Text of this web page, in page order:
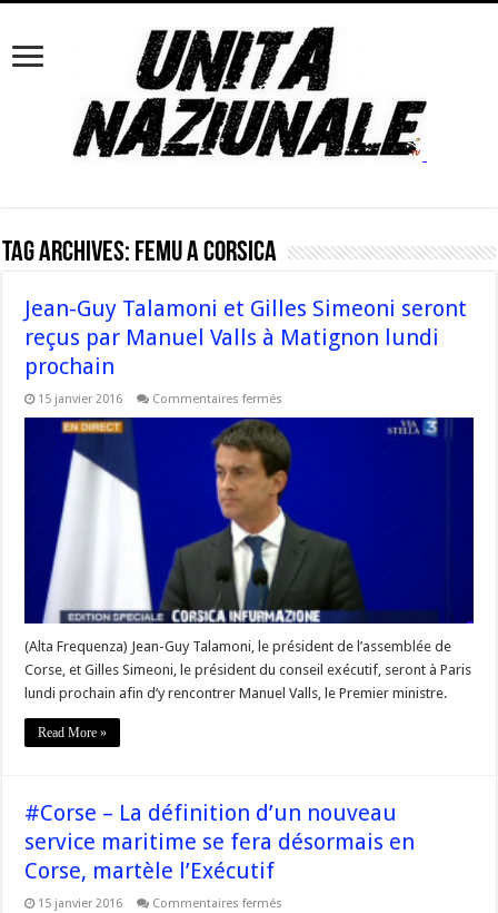
Tag Archives: femu a corsica
Jean-Guy Talamoni et Gilles Simeoni seront
reçus par Manuel Valls à Matignon lundi
prochain
15 janvier 2016 Commentaires fermés
Talamoni
et
Gilles
Simeoni
seront
reçus
par
Manuel
Valls
lundi
prochain
(Alta Frequenza) Jean-Guy Talamoni, le président de l’assemblée de
Corse, et Gilles Simeoni, le président du conseil exécutif, seront à Paris
lundi prochain afin d’y rencontrer Manuel Valls, le Premier ministre.
Read More »
#Corse – La définition d’un nouveau
service maritime se fera désormais en
Corse, martèle l’Exécutif
15 janvier 2016 Commentaires fermés